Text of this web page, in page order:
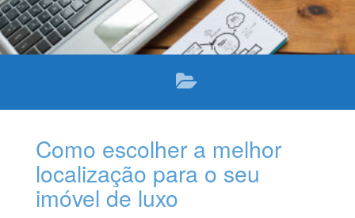
Como escolher a melhor
localização para o seu
imóvel de luxo